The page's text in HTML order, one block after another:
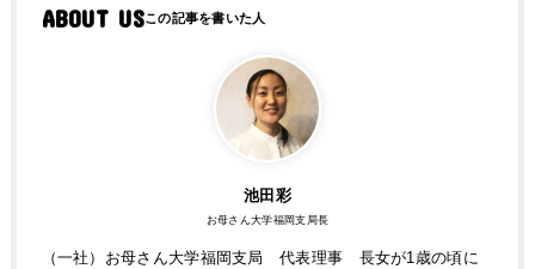
ABOUT US
池田彩
お母さん大学福岡支局長
（一社）お母さん大学福岡支局 代表理事 長女が1歳の頃に